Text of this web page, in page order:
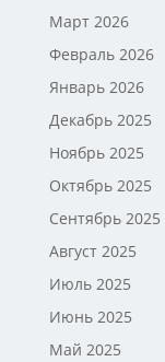
Март 2026
Февраль 2026
Январь 2026
Декабрь 2025
Ноябрь 2025
Октябрь 2025
Сентябрь 2025
Август 2025
Июль 2025
Июнь 2025
Май 2025